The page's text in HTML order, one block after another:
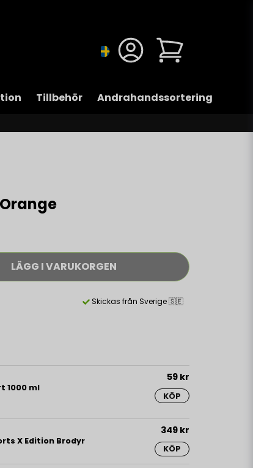
Tillbehör Andrahandssortering
LÄGG I VARUKORGEN
Skickas från Sverige 🇸🇪
1000 ml
59 kr
KÖP
X Edition Brodyr
349 kr
KÖP